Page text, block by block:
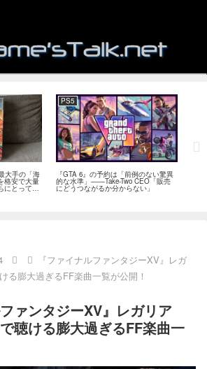
大手の「海
格安で大量
にとっては
PS5
『GTA 6』の予約は「前例のない驚異
的な水準」――Take-Two CEO「販売
にどうつながるか分からない」
『ファイナルファンタジーXV』レガ
る膨大過ぎるFF楽曲一覧が公開！
ファンタジーXV』レガリア
聴ける膨大過ぎるFF楽曲一